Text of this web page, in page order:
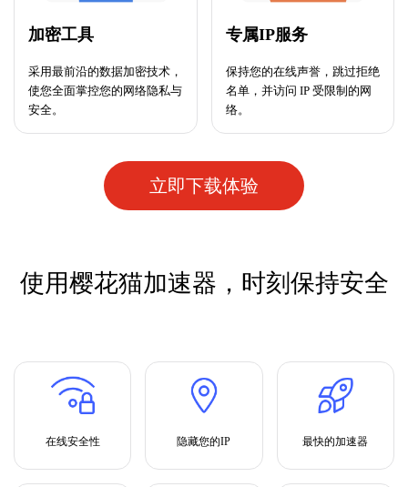
加密工具
采用最前沿的数据加密技术，
使您全面掌控您的网络隐私与
安全。
专属IP服务
保持您的在线声誉，跳过拒绝
名单，并访问 IP 受限制的网
络。
立即下载体验
使用樱花猫加速器，时刻保持安全
在线安全性 隐藏您的IP 最快的加速器